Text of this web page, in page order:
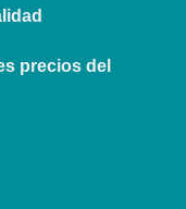
precios del